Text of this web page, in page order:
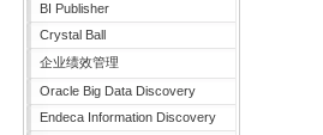
BI Publisher
Crystal Ball
企业绩效管理
Oracle Big Data Discovery
Endeca Information Discovery